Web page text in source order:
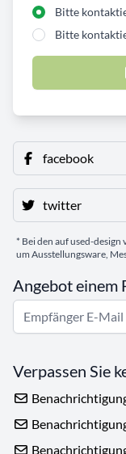
Bitte
Bitte
facebook
twitter
* Bei den auf used-
um Ausstellungsware,
Angebot einem
Verpassen Sie